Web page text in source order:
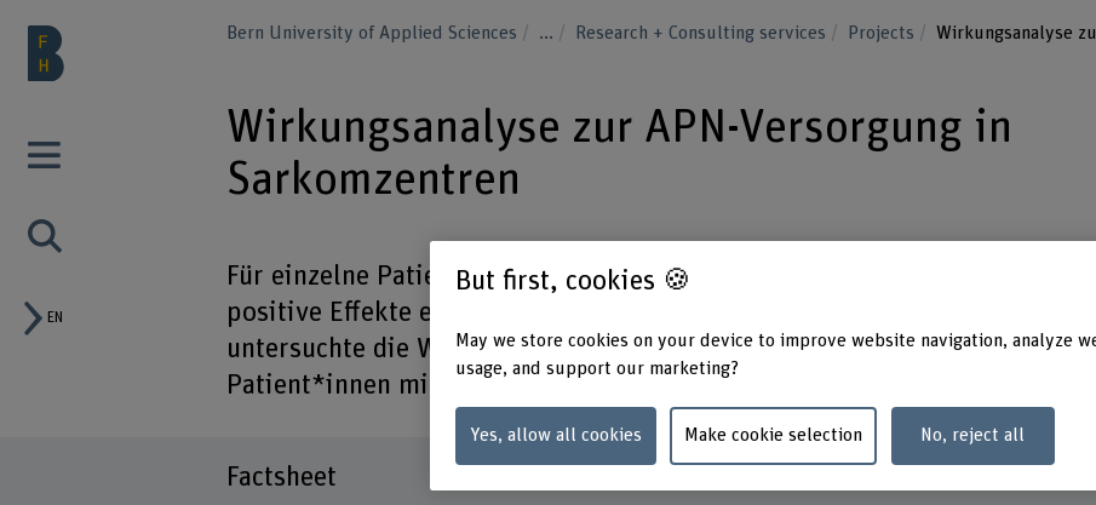
EN
Bern University of Applied Sciences ... Research + Consulting services Projects Wirkungsanalyse
Wirkungsanalyse zur APN-Versorgung in
Sarkomzentren
Für einzelne Patientengruppen konnten Evaluationsstudien
positive Effekte eines APN-Angebots aufzeigen. Dieses Projekt
untersuchte die Wirkung von APN in der Versorgung von
Patient*innen mit einem Sarkom.
Factsheet
But first, cookies 🍪
May we store cookies on your device to improve website navigation, analyze
usage, and support our marketing?
Yes, allow all cookies Make cookie selection No, reject all